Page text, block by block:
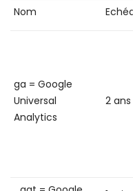
Nom
ga = Google
Universal
Analytics
2 ans